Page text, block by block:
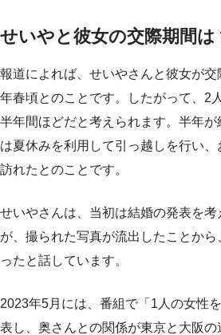
せいやと彼女の交際期間は
報道によれば、せいやさんと彼女が
年春頃とのことです。したがって、2
半年間ほどだと考えられます。半年
は夏休みを利用して引っ越しを行い
訪れたとのことです。
せいやさんは、当初は結婚の発表を
が、撮られた写真が流出したことか
ったと話しています。
2023年5月には、番組で「1人の女性
表し、奥さんとの関係が東京と大阪